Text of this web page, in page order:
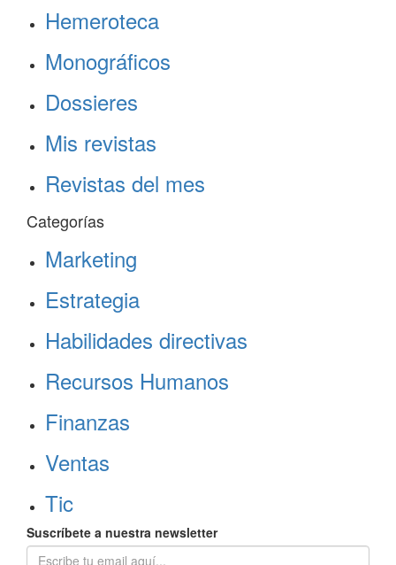
Hemeroteca
Monográficos
Dossieres
Mis revistas
Revistas del mes
Categorías
Marketing
Estrategia
Habilidades directivas
Recursos Humanos
Finanzas
Ventas
Tic
Suscríbete a nuestra newsletter